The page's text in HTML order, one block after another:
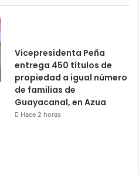
Vicepresidenta Peña
entrega 450 títulos de
propiedad a igual número
de familias de
Guayacanal, en Azua
Hace 2 horas